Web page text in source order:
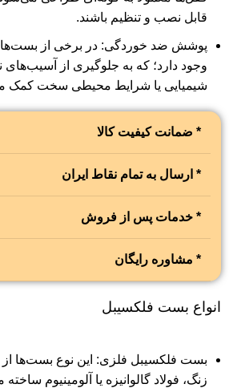
قابل نصب و تنظیم باشند.
پوشش ضد خوردگی: در برخی از
وجود دارد؛ که به جلوگیری از
شیمیایی یا شرایط محیطی سخت کمک
* ضمانت کیفیت کالا
* ارسال به تمام نقاط ایران
* خدمات پس از فروش
* مشاوره رایگان
انواع بست فلکسیبل
بست‌ فلکسیبل فلزی: این نوع بست‌ها از
زنگ، فولاد گالوانیزه یا آلومینیوم